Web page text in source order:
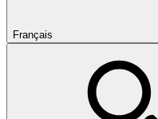
Français